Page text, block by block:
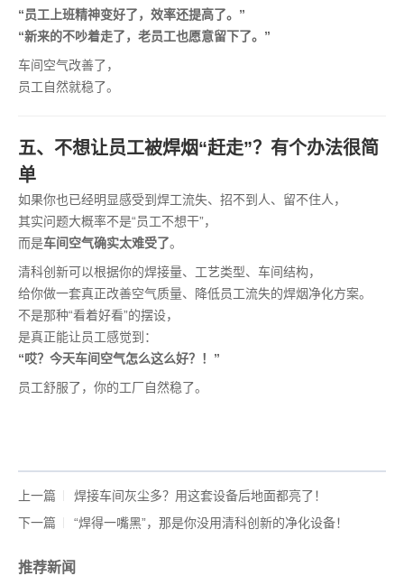
“员工上班精神变好了，效率还提高了。”
“新来的不吵着走了，老员工也愿意留下了。”
车间空气改善了，
员工自然就稳了。
五、不想让员工被焊烟“赶走”？有个办法很简
单
如果你也已经明显感受到焊工流失、招不到人、留不住人，
其实问题大概率不是“员工不想干”，
而是车间空气确实太难受了。
清科创新可以根据你的焊接量、工艺类型、车间结构，
给你做一套真正改善空气质量、降低员工流失的焊烟净化方案。
不是那种“看着好看”的摆设，
是真正能让员工感觉到：
“哎？今天车间空气怎么这么好？！”
员工舒服了，你的工厂自然稳了。
上一篇
焊接车间灰尘多？用这套设备后地面都亮了！
下一篇
“焊得一嘴黑”，那是你没用清科创新的净化设备！
推荐新闻